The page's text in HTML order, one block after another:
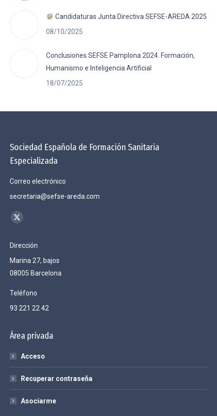
Candidaturas Junta Directiva SEFSE-AREDA 2025
08/10/2025
Conclusiones SEFSE Pamplona 2024. Formación,
Humanismo e Inteligencia Artificial
18/07/2025
Sociedad Española de Formación Sanitaria
Especializada
Correo electrónico
secretaria@sefse-areda.com
Encuéntranos en:
X
opens
in
new
Dirección
Marina 27, bajos
08005 Barcelona
Teléfono
93 221 22 42
Área privada
Acceso
Recuperar contraseña
Asociarme